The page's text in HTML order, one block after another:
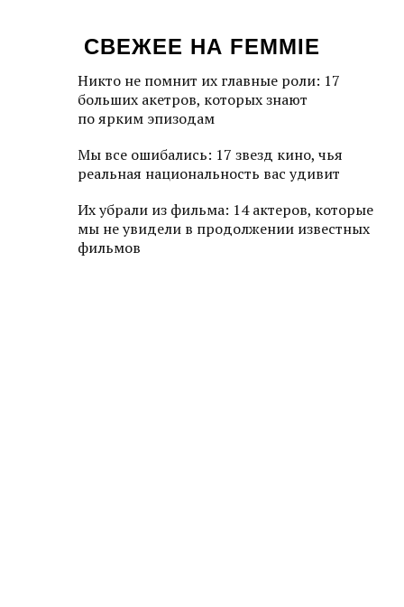
СВЕЖЕЕ НА FEMMIE
Никто не помнит их главные роли: 17
больших акетров, которых знают
по ярким эпизодам
Мы все ошибались: 17 звезд кино, чья
реальная национальность вас удивит
Их убрали из фильма: 14 актеров, которые
мы не увидели в продолжении известных
фильмов